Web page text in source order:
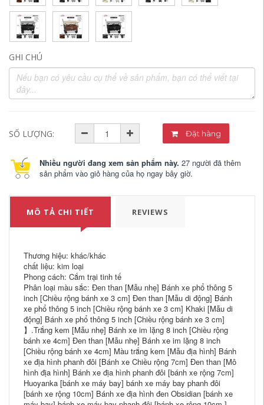
GHI CHÚ
SỐ LƯỢNG: Đặt hàng
Nhiều người đang xem sản phẩm này. 27 người đã thêm
sản phẩm vào giỏ hàng của họ ngay bây giờ.
MÔ TẢ CHI TIẾT REVIEWS
Thương hiệu: khác/khác
chất liệu: kim loại
Phong cách: Cắm trại tinh tế
Phân loại màu sắc: Đen than [Mẫu nhẹ] Bánh xe phổ thông 5
inch [Chiều rộng bánh xe 3 cm] Đen than [Mẫu di động] Bánh
xe phổ thông 5 inch [Chiều rộng bánh xe 3 cm] Khaki [Mẫu di
động] Bánh xe phổ thông 5 inch [Chiều rộng bánh xe 3 cm]
】.Trắng kem [Mẫu nhẹ] Bánh xe im lặng 8 inch [Chiều rộng
bánh xe 4cm] Đen than [Mẫu nhẹ] Bánh xe im lặng 8 inch
[Chiều rộng bánh xe 4cm] Màu trắng kem [Mẫu địa hình] Bánh
xe địa hình phanh đôi [Bánh xe Chiều rộng 7cm] Đen than [Mô
hình địa hình] Bánh xe địa hình phanh đôi [bánh xe rộng 7cm]
Huoyanka [bánh xe máy bay] bánh xe máy bay phanh đôi
[bánh xe rộng 10cm] Bánh xe địa hình đen Obsidian [bánh xe